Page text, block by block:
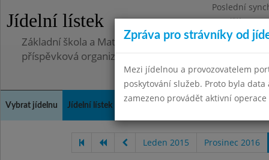
Jídelní lístek
Poslední
Pondělí
Základní škola a Mateřská škola Telnice, okres Brno-
příspěvková organizace
Vybrat jídelnu Jídelní lístek Kontakty a informace
Leden 2015 Prosinec 2016
Zpráva pro strávníky od
Mezi jídelnou a provozovatelem
poskytování služeb. Proto byla
zamezeno provádět aktivní